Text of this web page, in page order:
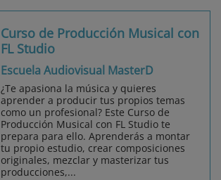
Curso de Producción Musical con
FL Studio
Escuela Audiovisual MasterD
¿Te apasiona la música y quieres
aprender a producir tus propios temas
como un profesional? Este Curso de
Producción Musical con FL Studio te
prepara para ello. Aprenderás a montar
tu propio estudio, crear composiciones
originales, mezclar y masterizar tus
producciones,...